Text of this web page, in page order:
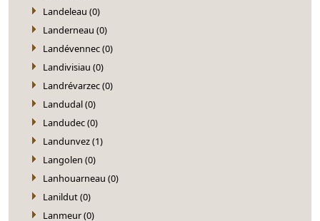
Landeleau (0)
Landerneau (0)
Landévennec (0)
Landivisiau (0)
Landrévarzec (0)
Landudal (0)
Landudec (0)
Landunvez (1)
Langolen (0)
Lanhouarneau (0)
Lanildut (0)
Lanmeur (0)